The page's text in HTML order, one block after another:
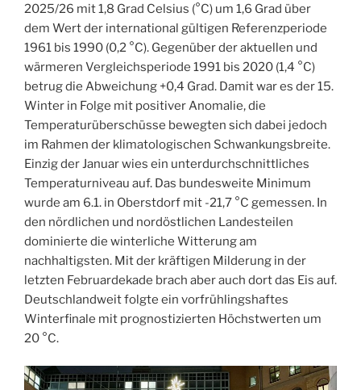
2025/26 mit 1,8 Grad Celsius (°C) um 1,6 Grad über
dem Wert der international gültigen Referenzperiode
1961 bis 1990 (0,2 °C). Gegenüber der aktuellen und
wärmeren Vergleichsperiode 1991 bis 2020 (1,4 °C)
betrug die Abweichung +0,4 Grad. Damit war es der 15.
Winter in Folge mit positiver Anomalie, die
Temperaturüberschüsse bewegten sich dabei jedoch
im Rahmen der klimatologischen Schwankungsbreite.
Einzig der Januar wies ein unterdurchschnittliches
Temperaturniveau auf. Das bundesweite Minimum
wurde am 6.1. in Oberstdorf mit -21,7 °C gemessen. In
den nördlichen und nordöstlichen Landesteilen
dominierte die winterliche Witterung am
nachhaltigsten. Mit der kräftigen Milderung in der
letzten Februardekade brach aber auch dort das Eis auf.
Deutschlandweit folgte ein vorfrühlingshaftes
Winterfinale mit prognostizierten Höchstwerten um
20 °C.